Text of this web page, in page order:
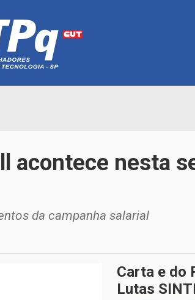
acontece nesta
da campanha salarial
Carta e do
Lutas